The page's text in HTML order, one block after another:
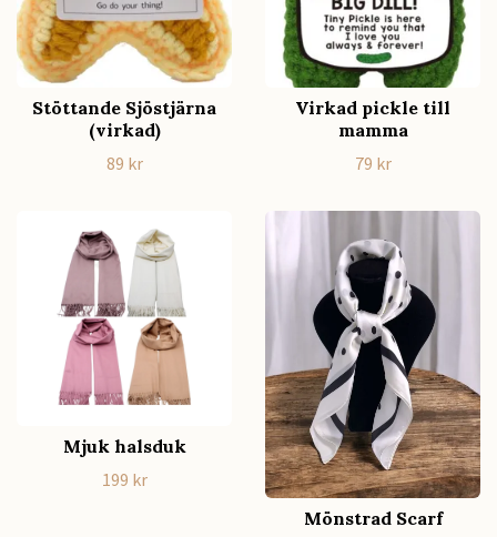
Stöttande Sjöstjärna
(virkad)
89 kr
Virkad pickle till
mamma
79 kr
Mjuk halsduk
199 kr
Mönstrad Scarf